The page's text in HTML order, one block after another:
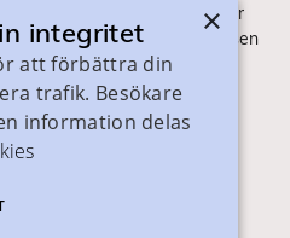
Här ser du vilka utbildningar
antagning går till. Webbplatsen
×
integritet
att förbättra din
trafik. Besökare
information delas